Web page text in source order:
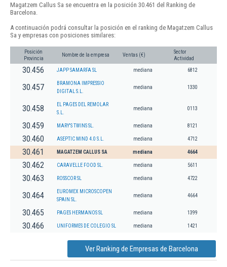
Magatzem Callus Sa se encuentra en la posición 30.461 del Ranking de
Barcelona.
A continuación podrá consultar la posición en el ranking de Magatzem Callus
Sa y empresas con posiciones similares:
Posición
Provincia
Nombre de la empresa Ventas (€)
Sector
Actividad
30.456 JAPP SAMARFA SL mediana 6812
30.457
BRAMONA IMPRESSIO
DIGITAL S.L.
mediana 1330
30.458
EL PAGES DEL REMOLAR
S.L.
mediana 0113
30.459 MARY'S TWINS SL. mediana 8121
30.460 ASEPTIC MIND 4.0 S.L. mediana 4712
30.461 MAGATZEM CALLUS SA mediana 4664
30.462 CARAVELLE FOOD SL. mediana 5611
30.463 ROSSCOR SL mediana 4722
30.464
EUROMEX MICROSCOPEN
SPAIN SL.
mediana 4664
30.465 PAGES HERMANOS SL mediana 1399
30.466 UNIFORMES DE COLEGIO SL mediana 1421
Ver Ranking de Empresas de Barcelona